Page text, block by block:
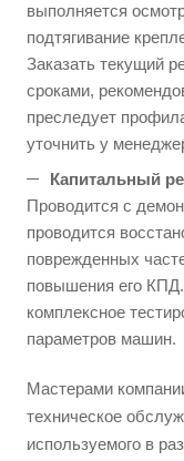
выполняется
подтягивание
Заказать текущий
сроками,
преследует
уточнить у
Капитальный
Проводится с
проводится
поврежденных
повышения его
комплексное
параметров машин.
Мастерами
техническое
используемого в